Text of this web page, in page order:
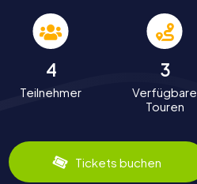
4
Teilnehmer
3
Verfügbare
Touren
Tickets buchen